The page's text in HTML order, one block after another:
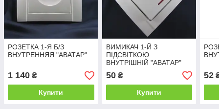
РОЗЕТКА 1-Я Б/З
ВНУТРЕННЯЯ "АВАТАР"
1 140 ₴
Купити
ВИМИКАЧ 1-Й З
ПІДСВІТКОЮ
ВНУТРІШНІЙ "АВАТАР"
50₴
Купити
52